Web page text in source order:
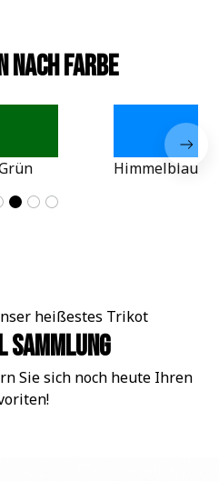
nach Farbe
Himmelblau
heißestes Trikot
Sammlung
Sie sich noch heute Ihren